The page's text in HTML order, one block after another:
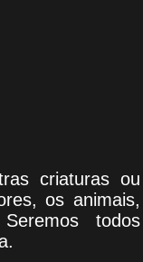
criaturas ou
os animais,
todos